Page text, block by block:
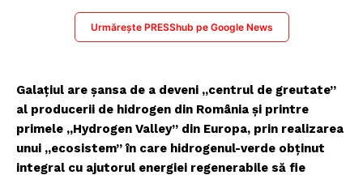
Urmărește PRESShub pe Google News
Galațiul are șansa de a deveni „centrul de greutate”
al producerii de hidrogen din România și printre
primele „Hydrogen Valley” din Europa, prin realizarea
unui „ecosistem” în care hidrogenul-verde obținut
integral cu ajutorul energiei regenerabile să fie